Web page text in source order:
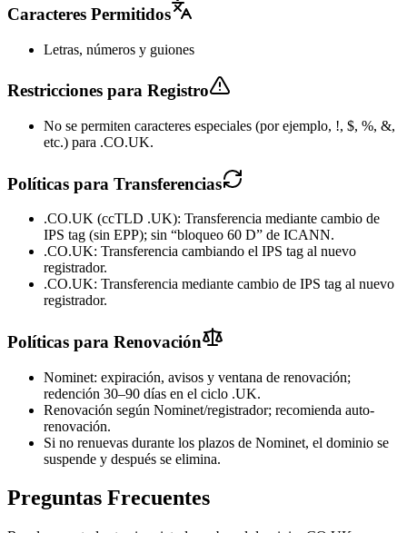
Caracteres Permitidos
Letras, números y guiones
Restricciones para Registro
No se permiten caracteres especiales (por ejemplo, !, $, %, &,
etc.) para .CO.UK.
Políticas para Transferencias
.CO.UK (ccTLD .UK): Transferencia mediante cambio de
IPS tag (sin EPP); sin “bloqueo 60 D” de ICANN.
.CO.UK: Transferencia cambiando el IPS tag al nuevo
registrador.
.CO.UK: Transferencia mediante cambio de IPS tag al nuevo
registrador.
Políticas para Renovación
Nominet: expiración, avisos y ventana de renovación;
redención 30–90 días en el ciclo .UK.
Renovación según Nominet/registrador; recomienda auto-
renovación.
Si no renuevas durante los plazos de Nominet, el dominio se
suspende y después se elimina.
Preguntas Frecuentes